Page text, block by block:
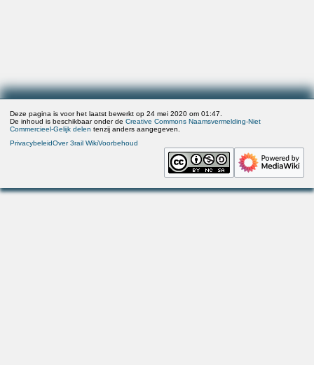
Deze pagina is voor het laatst bewerkt op 24 mei 2020 om 01:47.
De inhoud is beschikbaar onder deCreative Commons Naamsvermelding-Niet
Commercieel-Gelijk delen tenzij anders aangegeven.
PrivacybeleidOver 3rail WikiVoorbehoud